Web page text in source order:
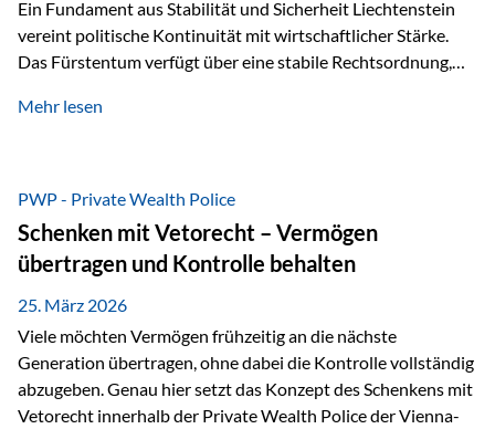
Ein Fundament aus Stabilität und Sicherheit Liechtenstein
vereint politische Kontinuität mit wirtschaftlicher Stärke.
Das Fürstentum verfügt über eine stabile Rechtsordnung,
monarchischen Elementen basiert. Diese Struktur schafft
und Unternehmen. Ein wesentliches Merkmal ist die
Staatsfinanzierung: Liechtenstein weist keine
Staatsschulden auf, und der Schutz der wirtschaftlichen
Interessen der Bevölkerung ist in der Verfassung verankert.
Besonders hervorzuheben ist hierbei Artikel 14 der
liechtensteinischen Verfassung. Darin…
Mehr lesen
PWP - Private Wealth Police
Schenken mit Vetorecht – Vermögen
übertragen und Kontrolle behalten
25. März 2026
Viele möchten Vermögen frühzeitig an die nächste
Generation übertragen, ohne dabei die Kontrolle vollständig
abzugeben. Genau hier setzt das Konzept des Schenkens mit
Vetorecht innerhalb der Private Wealth Police der Vienna-